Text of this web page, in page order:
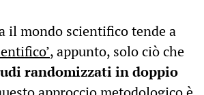
il mondo scientifico tende a
, appunto, solo ciò che
randomizzati in doppio